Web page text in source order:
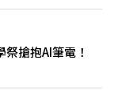
搶抱AI筆電！